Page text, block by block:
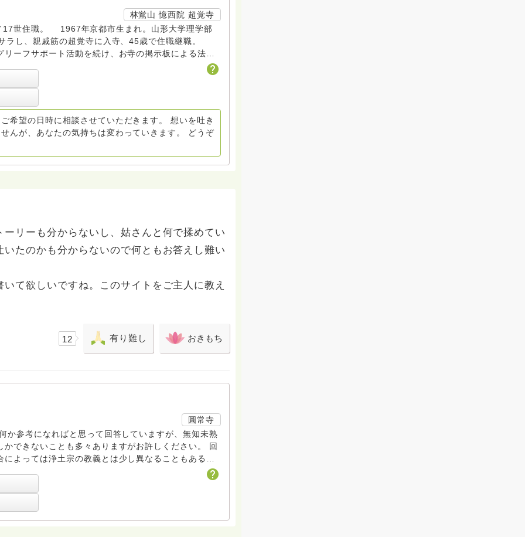
林鴬山 憶西院 超覚寺
世住職。 1967年京都市生まれ。山形大学理学部
ラし、親戚筋の超覚寺に入寺、45歳で住職継職。
ーフサポート活動を続け、お寺の掲示板による法語
希望の日時に相談させていただきます。 想いを吐き
んが、あなたの気持ちは変わっていきます。 どうぞ
リーも分からないし、姑さんと何で揉めてい
たのかも分からないので何ともお答えし難い
て欲しいですね。このサイトをご主人に教え
12 有り難し おきもち
圓常寺
か参考になればと思って回答していますが、無知未熟
できないことも多々ありますがお許しください。 回
よっては浄土宗の教義とは少し異なることもあると
の紹介ページに電話相談についても紹介していますの
。 ハスノハのお坊さんがもっと増えますように。 合